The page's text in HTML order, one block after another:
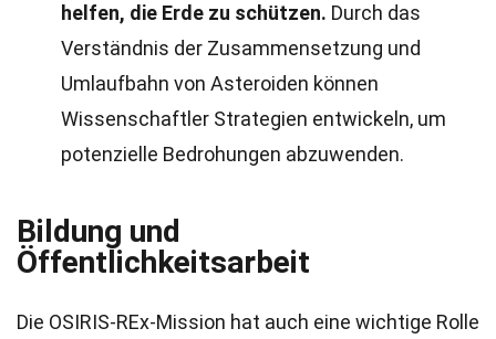
helfen, die Erde zu schützen. Durch das
Verständnis der Zusammensetzung und
Umlaufbahn von Asteroiden können
Wissenschaftler Strategien entwickeln, um
potenzielle Bedrohungen abzuwenden.
Bildung und
Öffentlichkeitsarbeit
Die OSIRIS-REx-Mission hat auch eine wichtige Rolle